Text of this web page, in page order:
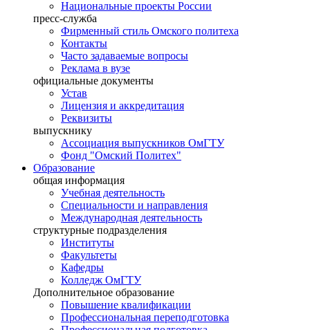
Национальные проекты России
пресс-служба
Фирменный стиль Омского политеха
Контакты
Часто задаваемые вопросы
Реклама в вузе
официальные документы
Устав
Лицензия и аккредитация
Реквизиты
выпускнику
Ассоциация выпускников ОмГТУ
Фонд "Омский Политех"
Образование
общая информация
Учебная деятельность
Специальности и направления
Международная деятельность
структурные подразделения
Институты
Факультеты
Кафедры
Колледж ОмГТУ
Дополнительное образование
Повышение квалификации
Профессиональная переподготовка